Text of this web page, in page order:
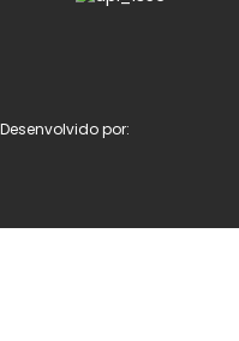
Desenvolvido por: